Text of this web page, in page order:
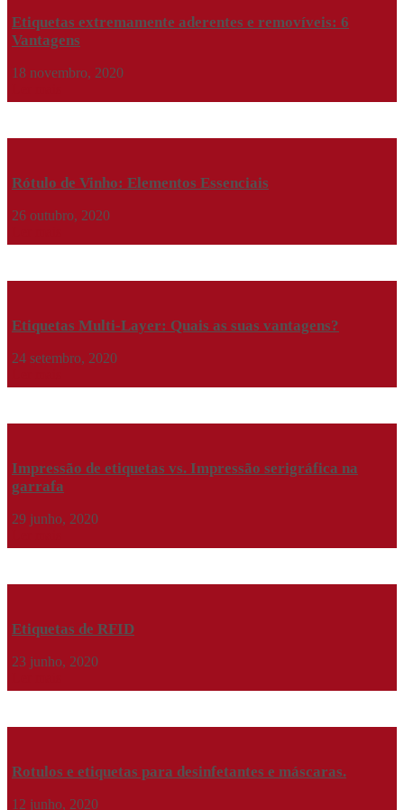
Etiquetas extremamente aderentes e removíveis: 6
Vantagens
18 novembro, 2020
Rótulo de Vinho: Elementos Essenciais
26 outubro, 2020
Etiquetas Multi-Layer: Quais as suas vantagens?
24 setembro, 2020
Impressão de etiquetas vs. Impressão serigráfica na
garrafa
29 junho, 2020
Etiquetas de RFID
23 junho, 2020
Rotulos e etiquetas para desinfetantes e máscaras.
12 junho, 2020